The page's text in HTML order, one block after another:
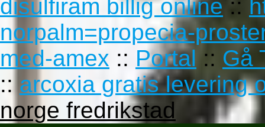
disulfiram billig online ::
norpalm=propecia-
med-amex :: Portal :: Gå
:: arcoxia gratis levering
norge fredrikstad